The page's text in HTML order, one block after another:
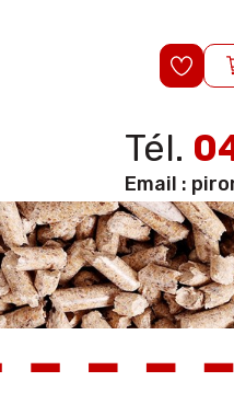
Tél.
Email :